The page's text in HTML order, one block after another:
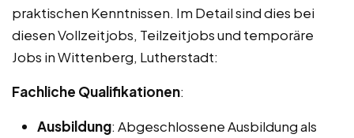
praktischen Kenntnissen. Im Detail sind dies bei
diesen Vollzeitjobs, Teilzeitjobs und temporäre
Jobs in Wittenberg, Lutherstadt:
Fachliche Qualifikationen:
Ausbildung: Abgeschlossene Ausbildung als